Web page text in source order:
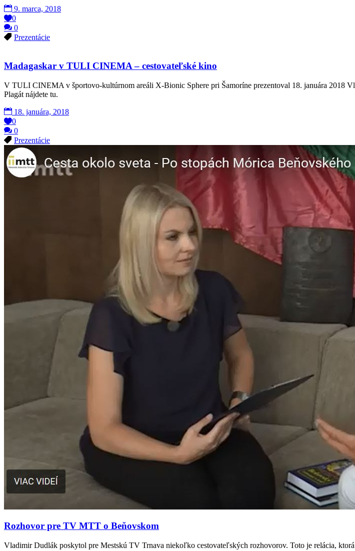
9. marca, 2018
0
0
Prezentácie
Madagaskar v TULI CINEMA – cestovateľské kino
V TULI CINEMA v športovo-kultúrnom areáli X-Bionic Sphere pri Šamoríne prezentoval 18. januára 2018
Plagát nájdete tu.
18. januára, 2018
0
0
Prezentácie
Rozhovor pre TV MTT o Beňovskom
Vladimir Dudlák poskytol pre Mestskú TV Trnava niekoľko cestovateľských rozhovorov. Toto je relácia,